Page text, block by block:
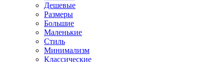
Дешевые
Размеры
Большие
Маленькие
Стиль
Минимализм
Классические